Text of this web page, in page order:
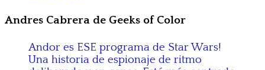
Andres Cabrera de Geeks of Color
Andor es ESE programa de Star Wars!
Una historia de espionaje de ritmo